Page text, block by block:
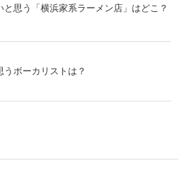
思う「横浜家系ラーメン店」はどこ？
ボーカリストは？